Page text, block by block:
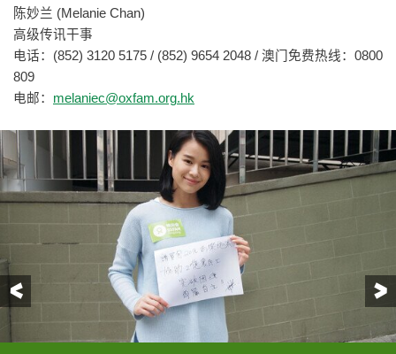
陈妙兰 (Melanie Chan)
高级传讯干事
电话：(852) 3120 5175 / (852) 9654 2048 / 澳门免费热线：0800
809
电邮： melaniec@oxfam.org.hk
前一页